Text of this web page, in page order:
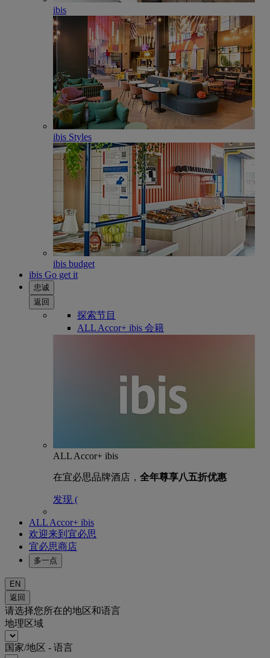
ibis
ibis Styles
ibis budget
ibis Go get it
忠诚
返回
探索节目
ALL Accor+ ibis 会籍
ALL Accor+ ibis
在宜必思品牌酒店， 全年尊享八五折优惠
发现 (
ALL Accor+ ibis
欢迎来到宜必思
宜必思商店
多一点
EN
返回
请选择您所在的地区和语言
地理区域
国家/地区 - 语言